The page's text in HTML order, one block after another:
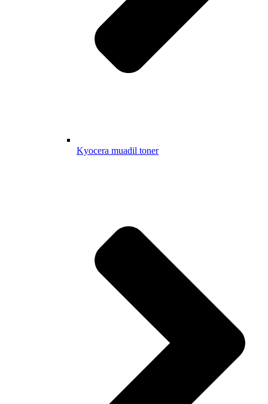
Kyocera muadil toner